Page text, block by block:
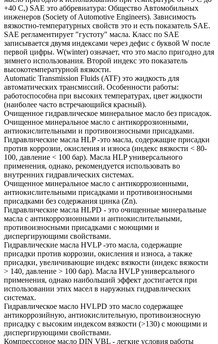
+40 С,) SAE это аббревиатура: Общество Автомобильных
инженеров (Society of Automotive Engineers). Зависимость
вязкостно-температурных свойств это и есть показатель SAE.
SAE регламентирует "густоту" масла. Класс по SAE
записывается двумя индексами через дефис с буквой W после
первой цифры. W(winter) означает, что это масло пригодно для
зимнего использования. Второй индекс это показатель
высокотемпературной вязкости.
Automatic Transmission Fluids (ATF) это жидкость для
автоматических трансмиссий. Особенности работы:
работоспособна при высоких температурах, цвет жидкости
(наиболее часто встречающийся красный).
Очищенное гидравлическое минеральное масло без присадок.
Очищенное минеральное масло с антикоррозионными,
антиокислительными и противоизносными присадками.
Гидравлические масла HLP -это масла, содержащие присадки
против коррозии, окисления и износа (индекс вязкости < 80-
100, давление < 100 бар). Масла HLP универсального
применения, однако, рекомендуется использовать во
внутренних гидравлических системах.
Очищенное минеральное масло с антикоррозионными,
антиокислительными присадками и противоизносными
присадками без содержания цинка (Zn).
Гидравлические масла HLPD - это очищенные минеральные
масла с антикоррозионными и антиокислительными,
противоизносными присадками с моющими и
диспергирующими свойствами.
Гидравлические масла HVLP -это масла, содержащие
присадки против коррозии, окисления и износа, а также
присадки, увеличивающие индекс вязкости (индекс вязкости
> 140, давление > 100 бар). Масла HVLP универсального
применения, однако наибольший эффект достигается при
использовании этих масел в наружных гидравлических
системах.
Гидравлическое масло HVLPD это масло содержащее
антикоррозийную, антиокислительную, противоизносную
присадку с высоким индексом вязкости (>130) с моющими и
диспергирующими свойствами.
Компрессорное масло DIN VBL - легкие условия работы